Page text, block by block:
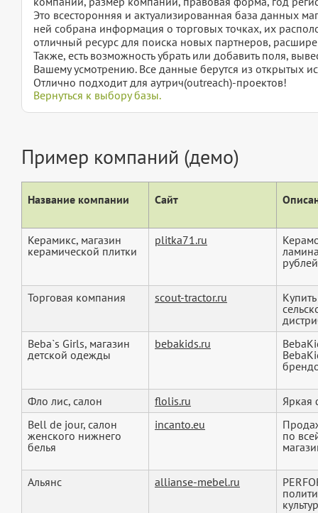
Это всесторонняя и актуализированная база данных
ней собрана информация о торговых точках, их
отличный ресурс для поиска новых партнеров,
Также, есть возможность убрать или добавить поля,
Вашему усмотрению. Все данные берутся из открытых
Отлично подходит для аутрич(outreach)-проектов!
Вернуться к выбору базы.
Пример компаний (демо)
Название компании Сайт
Керамикс, магазин
керамической плитки
plitka71.ru
Торговая компания scout-tractor.ru
Beba`s Girls, магазин
детской одежды
bebakids.ru
Фло лис, салон flolis.ru
Яркая
Bell de jour, салон
женского нижнего
белья
incanto.eu
по
Альянс allianse-mebel.ru